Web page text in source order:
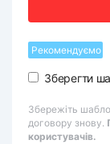
Рекомендуємо
Зберегти
Збережіть
договору знову.
користувачів.